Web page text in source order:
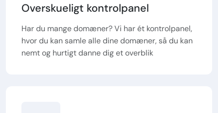
Overskueligt kontrolpanel
Har du mange domæner? Vi har ét kontrolpanel,
hvor du kan samle alle dine domæner, så du kan
nemt og hurtigt danne dig et overblik